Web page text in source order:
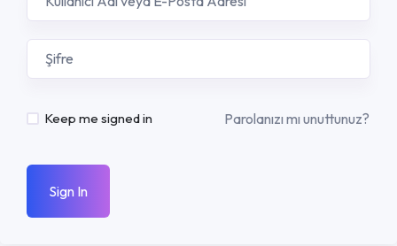
Keep me signed in Parolanızı mı unuttunuz?
Sign In